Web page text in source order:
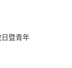
暨青年